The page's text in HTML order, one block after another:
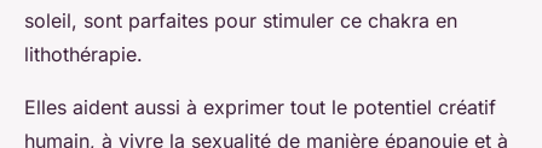
soleil, sont parfaites pour stimuler ce chakra en
lithothérapie.
Elles aident aussi à exprimer tout le potentiel créatif
humain, à vivre la sexualité de manière épanouie et à